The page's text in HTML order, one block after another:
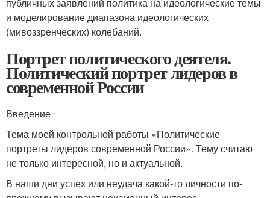
и моделирование диапазона идеологических
(мивоззренческих) колебаний.
Портрет политического деятеля.
Политический портрет лидеров в
современной России
Введение
Тема моей контрольной работы «Политические
портреты лидеров современной России». Тему считаю
не только интересной, но и актуальной.
В наши дни успех или неудача какой-то личности по-